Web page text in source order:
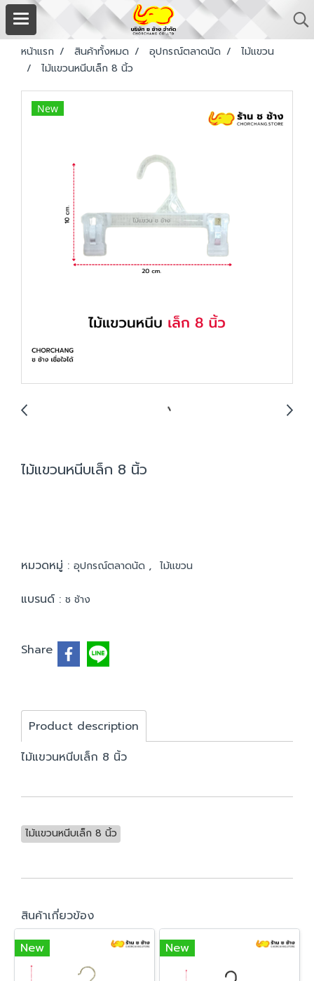
หน้าแรก สินค้าทั้งหมด อุปกรณ์ตลาดนัด
ไม้แขวน
ไม้แขวนหนีบเล็ก 8 นิ้ว
New
ไม้แขวนหนีบเล็ก 8 นิ้ว
หมวดหมู่ : อุปกรณ์ตลาดนัด , ไม้แขวน
แบรนด์ : ช ช้าง
Share
Product description
ไม้แขวนหนีบเล็ก 8 นิ้ว
ไม้แขวนหนีบเล็ก 8 นิ้ว
สินค้าเกี่ยวข้อง
New
New